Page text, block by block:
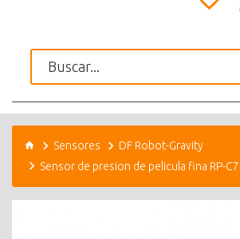
Sensores
DF Robot-Gravity
Sensor de presion de pelicula fina RP-